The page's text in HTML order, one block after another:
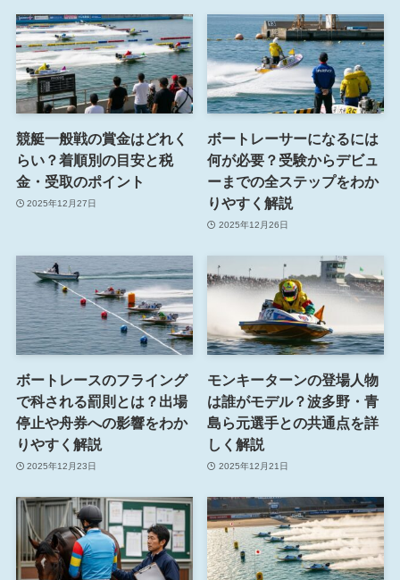
競艇一般戦の賞金はどれく
らい？着順別の目安と税
金・受取のポイント
2025年12月27日
ボートレーサーになるには
何が必要？受験からデビュ
ーまでの全ステップをわか
りやすく解説
2025年12月26日
ボートレースのフライング
で科される罰則とは？出場
停止や舟券への影響をわか
りやすく解説
2025年12月23日
モンキーターンの登場人物
は誰がモデル？波多野・青
島ら元選手との共通点を詳
しく解説
2025年12月21日